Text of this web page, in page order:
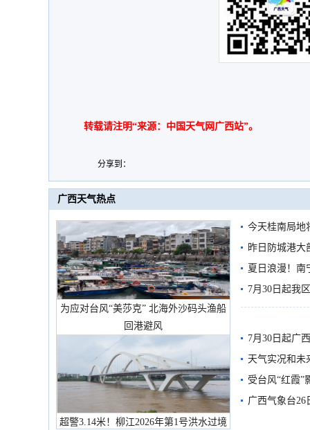
转载请注明“来源：中国天气网广西站”。
分享到：
广西天气热点
为应对台风“美莎克” 北海外沙码头渔船
回港避风
超警3.14米！柳江2026年第1号洪水过境
今天桂南局地
需继续防范
昨日防城港大
雨
夏日浪漫！南
7月30日起我
7月30日起广
天气实况和未
受台风“红霞”
有较强降雨
广西气象台26